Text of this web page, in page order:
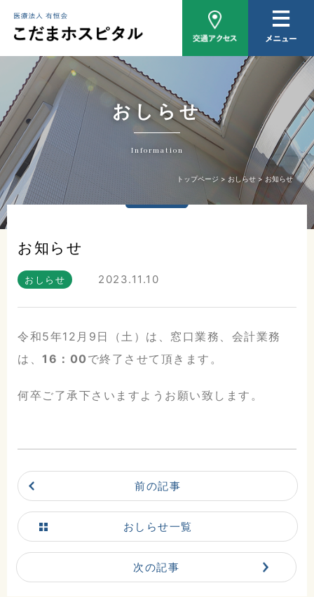
医師紹介
外来について
入院について
家族相談
こだまホスピタル
おしらせ
Information
トップページ おしらせ お知らせ
お知らせ
おしらせ 2023.11.10
令和5年12月9日（土）は、窓口業務、会計業務
は、 16：00 で終了させて頂きます。
何卒ご了承下さいますようお願い致します。
前の記事
おしらせ一覧
次の記事